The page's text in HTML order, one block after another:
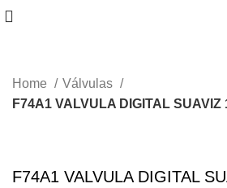
Home
Válvulas
F74A1 VALVULA DIGITAL SUAVIZ
F74A1 VALVULA DIGITAL